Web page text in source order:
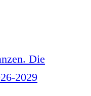
Die
2029